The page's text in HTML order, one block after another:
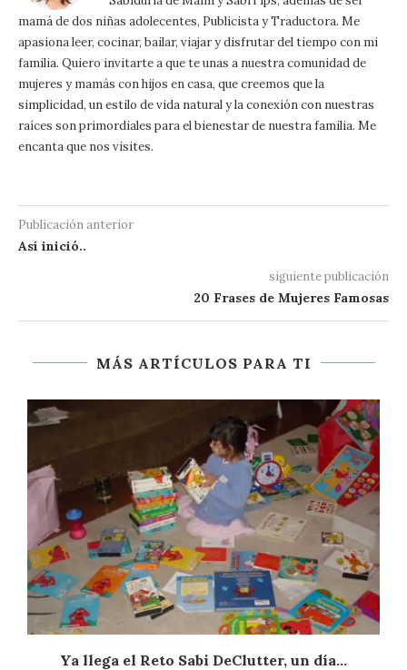
mamá de dos niñas adolecentes, Publicista y Traductora. Me
apasiona leer, cocinar, bailar, viajar y disfrutar del tiempo con mi
familia. Quiero invitarte a que te unas a nuestra comunidad de
mujeres y mamás con hijos en casa, que creemos que la
simplicidad, un estilo de vida natural y la conexión con nuestras
raíces son primordiales para el bienestar de nuestra familia. Me
encanta que nos visites.
Publicación anterior
Así inició..
siguiente publicación
20 Frases de Mujeres Famosas
MÁS ARTÍCULOS PARA TI
Ya llega el Reto Sabi DeClutter, un día...